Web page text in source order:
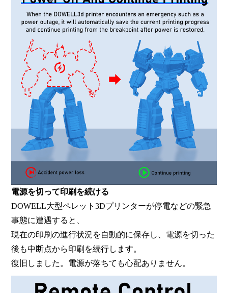
電源を切って印刷を続ける
DOWELL大型ペレット3Dプリンターが停電などの緊急
事態に遭遇すると、
現在の印刷の進行状況を自動的に保存し、電源を切った
後も中断点から印刷を続行します。
復旧しました。電源が落ちても心配ありません。